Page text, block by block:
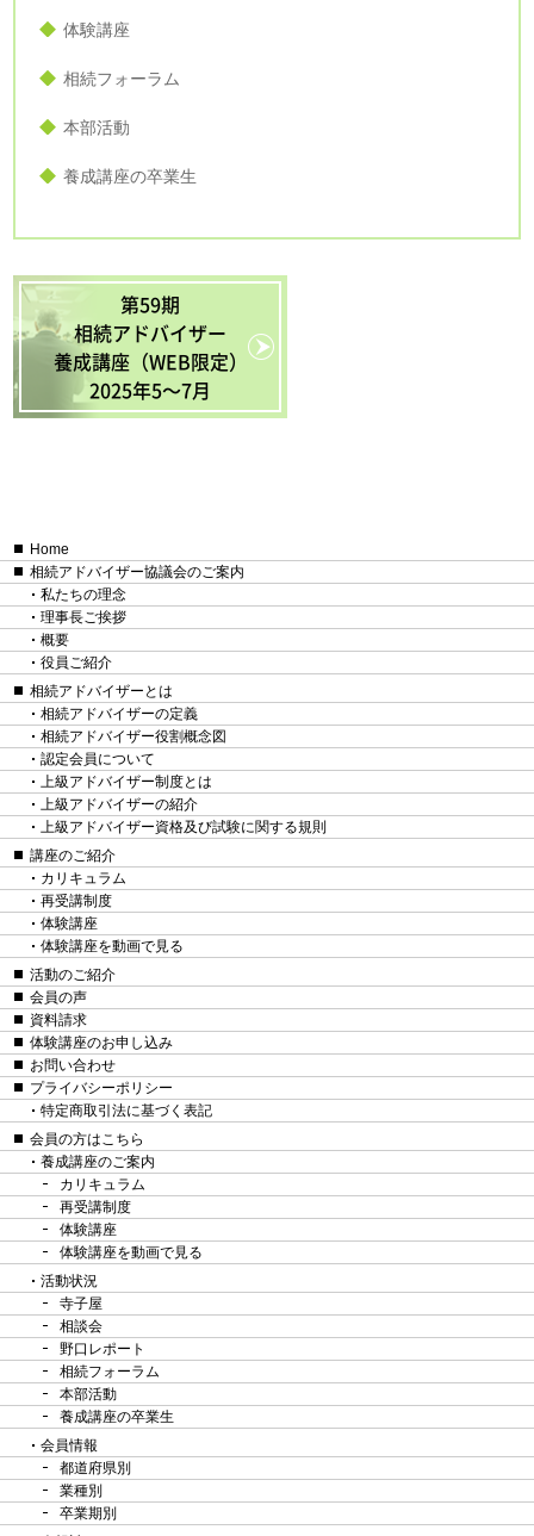
体験講座
相続フォーラム
本部活動
養成講座の卒業生
第59期
相続アドバイザー
養成講座（WEB限定）
2025年5〜7月
Home
相続アドバイザー協議会のご案内
私たちの理念
理事長ご挨拶
概要
役員ご紹介
相続アドバイザーとは
相続アドバイザーの定義
相続アドバイザー役割概念図
認定会員について
上級アドバイザー制度とは
上級アドバイザーの紹介
上級アドバイザー資格及び試験に関する規則
講座のご紹介
カリキュラム
再受講制度
体験講座
体験講座を動画で見る
活動のご紹介
会員の声
資料請求
体験講座のお申し込み
お問い合わせ
プライバシーポリシー
特定商取引法に基づく表記
会員の方はこちら
養成講座のご案内
カリキュラム
再受講制度
体験講座
体験講座を動画で見る
活動状況
寺子屋
相談会
野口レポート
相続フォーラム
本部活動
養成講座の卒業生
会員情報
都道府県別
業種別
卒業期別